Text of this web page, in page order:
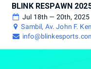
BLINK RESPAWN
Jul 18th — 20th, 2025
Sambil, Av. John F.
Dominican Republic